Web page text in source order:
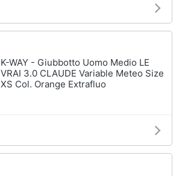
K-WAY - Giubbotto Uomo Medio LE
VRAI 3.0 CLAUDE Variable Meteo Size
XS Col. Orange Extrafluo